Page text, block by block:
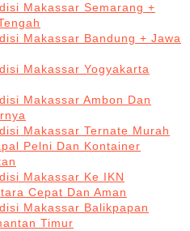
Makassar Semarang +
Makassar Bandung + Jawa
Makassar Yogyakarta
Makassar Ambon Dan
Makassar Ternate Murah
Pelni Dan Kontainer
Makassar Ke IKN
Cepat Dan Aman
Makassar Balikpapan
Timur